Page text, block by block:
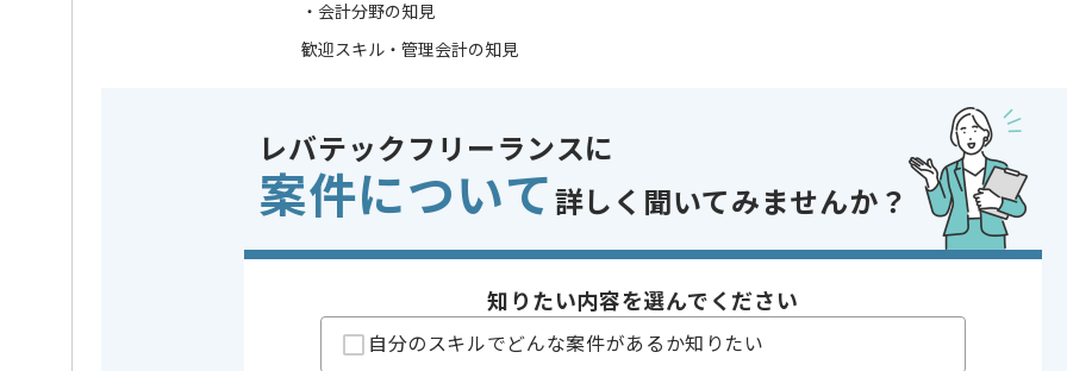
・会計分野の知見
歓迎スキル ・管理会計の知見
この案件のポイント 業務内容
ERP
特徴
20代活躍中 , 30代活躍中 , 長期プロジェクト
複数案件を保有している企業ですので、
ご経験と実績に応じて別案件のご提案も差し上げる場合がございます。
レバテックフリーランスに
案件について 詳しく聞いてみませんか？
知りたい内容を選んでください
自分のスキルでどんな案件があるか知りたい